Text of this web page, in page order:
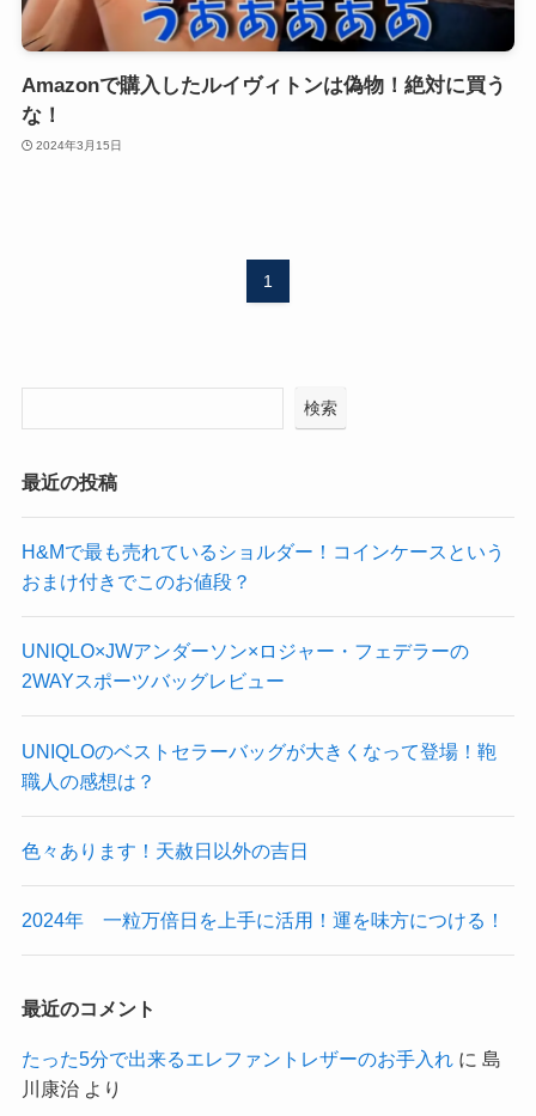
Amazonで購入したルイヴィトンは偽物！絶対に買う
な！
2024年3月15日
1
検索
最近の投稿
​H&Mで最も売れているショルダー！コインケースという
おまけ付きでこのお値段？
UNIQLO×JWアンダーソン×ロジャー・フェデラーの
2WAYスポーツバッグレビュー
​UNIQLOのベストセラーバッグが大きくなって登場！鞄
職人の感想は？
色々あります！天赦日以外の吉日
2024年 一粒万倍日を上手に活用！運を味方につける！
最近のコメント
たった5分で出来るエレファントレザーのお手入れ に 島
川康治より